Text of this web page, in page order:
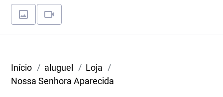
Início aluguel
Loja
Nossa Senhora Aparecida